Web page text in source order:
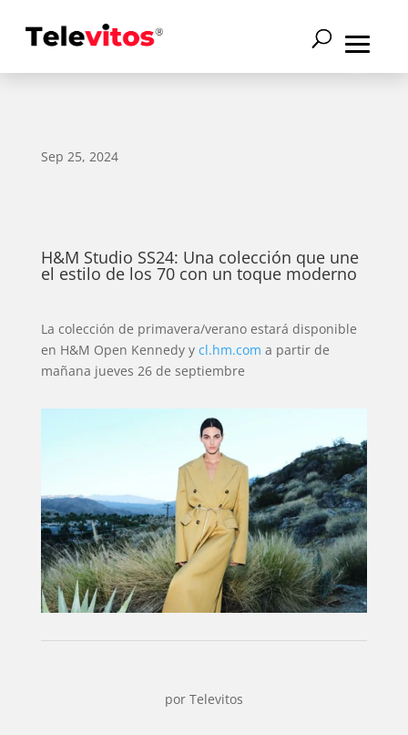
Sep 25, 2024
H&M Studio SS24: Una colección que une
el estilo de los 70 con un toque moderno
La colección de primavera/verano estará disponible
en H&M Open Kennedy y cl.hm.com a partir de
mañana jueves 26 de septiembre
por Televitos